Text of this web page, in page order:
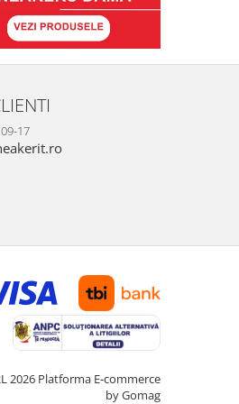
17
2026 Platforma E-commerce
by Gomag